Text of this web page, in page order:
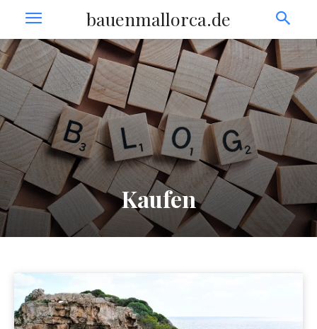
bauenmallorca.de
Kaufen